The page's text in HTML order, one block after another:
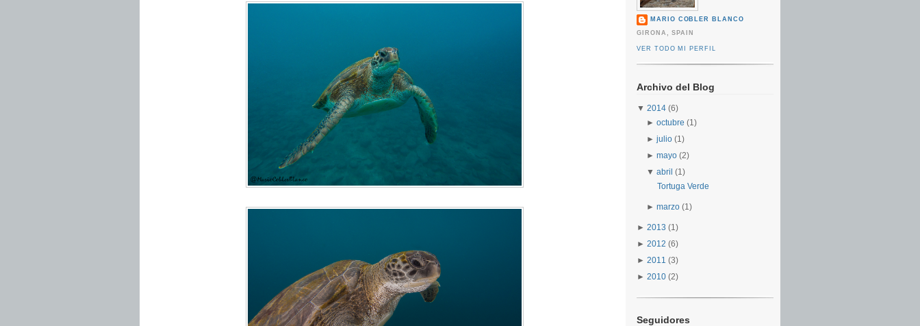
MARIO COBLER BLANCO
GIRONA, SPAIN
VER TODO MI PERFIL
Archivo del Blog
▼ 2014 (6)
►octubre (1)
►julio (1)
►mayo (2)
▼abril (1)
Tortuga Verde
►marzo (1)
► 2013 (1)
► 2012 (6)
► 2011 (3)
► 2010 (2)
Seguidores